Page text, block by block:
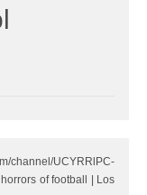
channel/UCYRRlPC-
of football | Los